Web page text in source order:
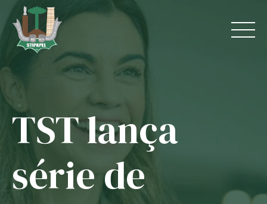
to
content
Home
Jurídico
TST lança
série de